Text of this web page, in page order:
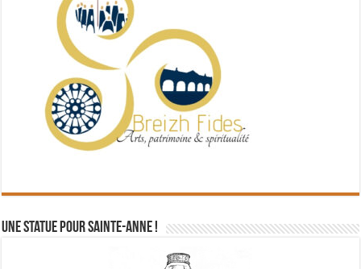
Une statue pour Sainte-Anne !